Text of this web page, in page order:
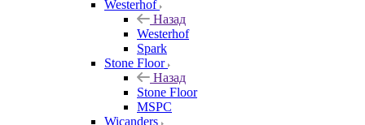
Westerhof
Назад
Westerhof
Spark
Stone Floor
Назад
Stone Floor
MSPC
Wicanders